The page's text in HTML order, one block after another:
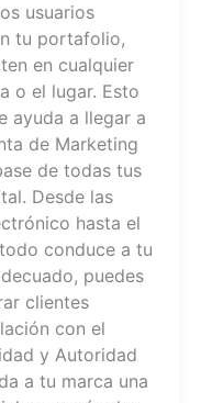
usuarios
tu portafolio,
en cualquier
o el lugar. Esto
ayuda a llegar a
de Marketing
de todas tus
Desde las
hasta el
conduce a tu
puedes
clientes
con el
y Autoridad
a tu marca una